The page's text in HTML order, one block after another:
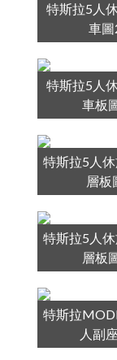
特斯拉5人
車圖
特斯拉5人
車板
特斯拉5人
層板
特斯拉5人
層板
特斯拉
人副